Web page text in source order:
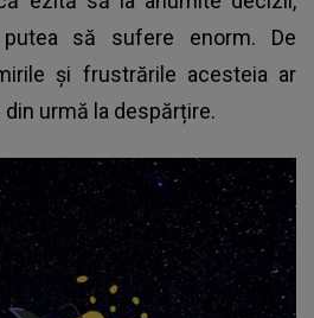
să sufere enorm. De
și frustrările acesteia ar
urmă la despărțire.